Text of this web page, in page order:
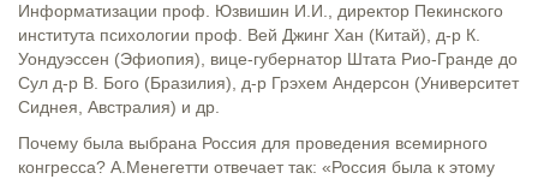
Информатизации проф. Юзвишин И.И., директор Пекинского
института психологии проф. Вей Джинг Хан (Китай), д-р К.
Уондуэссен (Эфиопия), вице-губернатор Штата Рио-Гранде до
Сул д-р В. Бого (Бразилия), д-р Грэхем Андерсон (Университет
Сиднея, Австралия) и др.
Почему была выбрана Россия для проведения всемирного
конгресса? А.Менегетти отвечает так: «Россия была к этому